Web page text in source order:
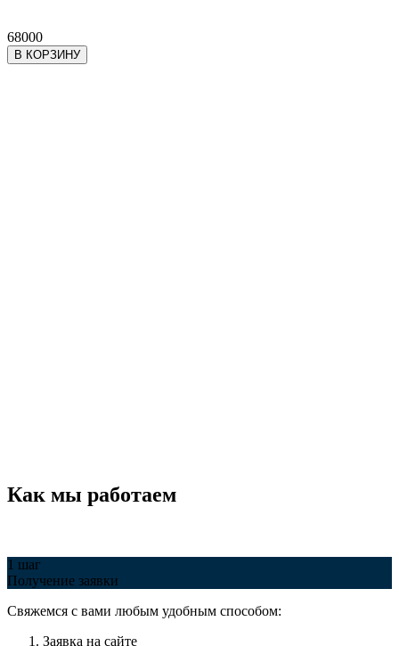
68000
В КОРЗИНУ
Как мы работаем
1 шаг
Получение заявки
Свяжемся с вами любым удобным способом:
Заявка на сайте